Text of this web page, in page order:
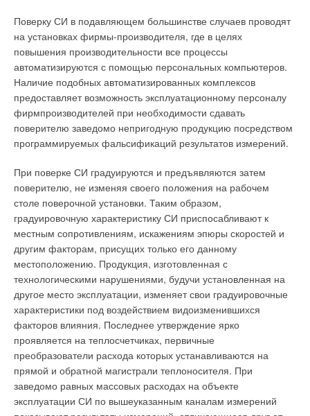
Поверку СИ в подавляющем большинстве случаев проводят
на установках фирмы-производителя, где в целях
повышения производительности все процессы
автоматизируются с помощью персональных компьютеров.
Наличие подобных автоматизированных комплексов
предоставляет возможность эксплуатационному персоналу
фирмпроизводителей при необходимости сдавать
поверителю заведомо непригодную продукцию посредством
программируемых фальсификаций результатов измерений.
При поверке СИ градуируются и предъявляются затем
поверителю, не изменяя своего положения на рабочем
столе поверочной установки. Таким образом,
градуировочную характеристику СИ приспосабливают к
местным сопротивлениям, искажениям эпюры скоростей и
другим факторам, присущих только его данному
местоположению. Продукция, изготовленная с
технологическими нарушениями, будучи установленная на
другое место эксплуатации, изменяет свои градуировочные
характеристики под воздействием видоизменившихся
факторов влияния. Последнее утверждение ярко
проявляется на теплосчетчиках, первичные
преобразователи расхода которых устанавливаются на
прямой и обратной магистрали теплоносителя. При
заведомо равных массовых расходах на объекте
эксплуатации СИ по вышеуказанным каналам измерений